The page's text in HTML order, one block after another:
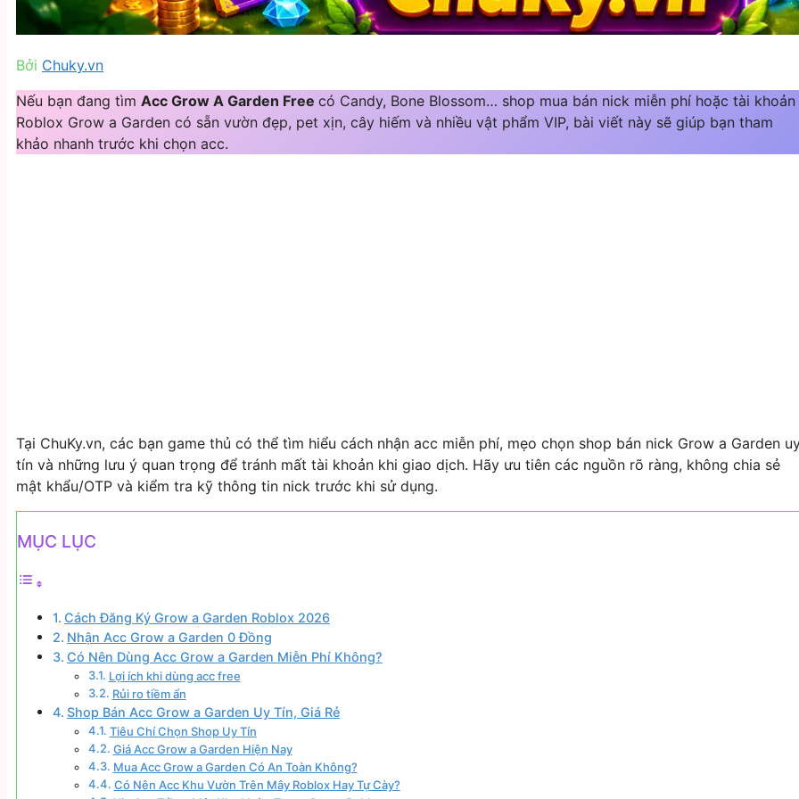
Bởi Chuky.vn
Nếu bạn đang tìm Acc Grow A Garden Free có Candy, Bone Blossom… shop mua bán nick miễn phí hoặc tài khoản
Roblox Grow a Garden có sẵn vườn đẹp, pet xịn, cây hiếm và nhiều vật phẩm VIP, bài viết này sẽ giúp bạn tham
khảo nhanh trước khi chọn acc.
Tại ChuKy.vn, các bạn game thủ có thể tìm hiểu cách nhận acc miễn phí, mẹo chọn shop bán nick Grow a Garden
tín và những lưu ý quan trọng để tránh mất tài khoản khi giao dịch. Hãy ưu tiên các nguồn rõ ràng, không chia sẻ
mật khẩu/OTP và kiểm tra kỹ thông tin nick trước khi sử dụng.
MỤC LỤC
Cách Đăng Ký Grow a Garden Roblox 2026
Nhận Acc Grow a Garden 0 Đồng
Có Nên Dùng Acc Grow a Garden Miễn Phí Không?
Lợi ích khi dùng acc free
Rủi ro tiềm ẩn
Shop Bán Acc Grow a Garden Uy Tín, Giá Rẻ
Tiêu Chí Chọn Shop Uy Tín
Giá Acc Grow a Garden Hiện Nay
Mua Acc Grow a Garden Có An Toàn Không?
Có Nên Acc Khu Vườn Trên Mây Roblox Hay Tự Cày?